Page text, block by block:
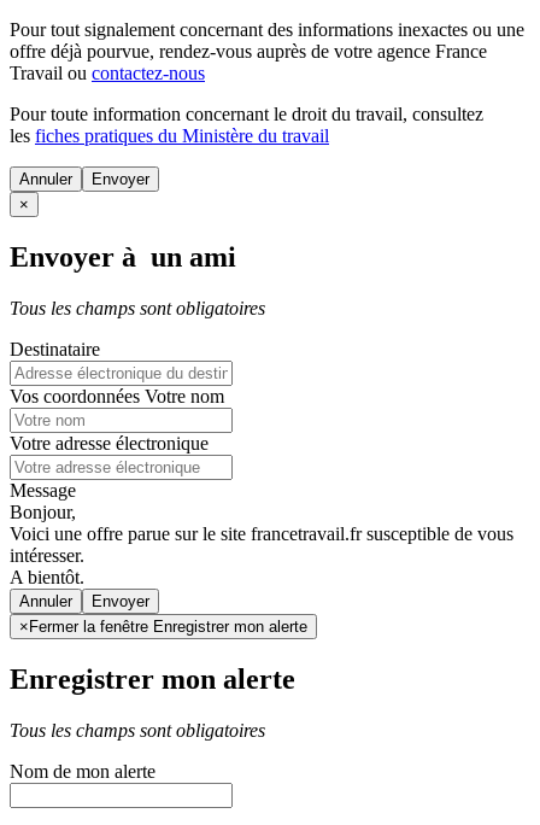
Pour tout signalement concernant des informations inexactes ou une
offre déjà pourvue, rendez-vous auprès de votre agence France
Travail ou contactez-nous
Pour toute information concernant le droit du travail, consultez
les fiches pratiques du Ministère du travail
Annuler
×
Envoyer à un ami
Tous les champs sont obligatoires
Destinataire
Vos coordonnées Votre nom
Votre adresse électronique
Message
Bonjour,
Voici une offre parue sur le site francetravail.fr susceptible de vous
intéresser.
A bientôt.
Annuler
× Fermer la fenêtre Enregistrer mon alerte
Enregistrer mon alerte
Tous les champs sont obligatoires
Nom de mon alerte